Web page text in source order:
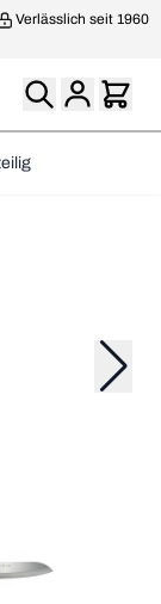
Verlässlich seit 1960